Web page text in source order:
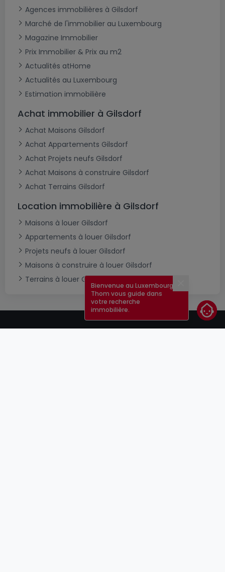
Agences immobilières à Gilsdorf
Marché de l'immobilier au Luxembourg
Magazine Immobilier
Prix Immobilier & Prix au m2
Actualités atHome
Actualités au Luxembourg
Estimation immobilière
Achat immobilier à Gilsdorf
Achat Maisons Gilsdorf
Achat Appartements Gilsdorf
Achat Projets neufs Gilsdorf
Achat Maisons à construire Gilsdorf
Achat Terrains Gilsdorf
Location immobilière à Gilsdorf
Maisons à louer Gilsdorf
Appartements à louer Gilsdorf
Projets neufs à louer Gilsdorf
Maisons à construire à louer Gilsdorf
Terrains à louer Gilsdorf
Bienvenue au Luxembourg !
Thom vous guide dans
votre recherche
immobilière.